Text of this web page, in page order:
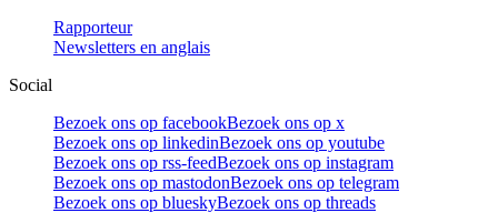
Rapporteur
Newsletters en anglais
Social
Bezoek ons op facebookBezoek ons op x
Bezoek ons op linkedinBezoek ons op youtube
Bezoek ons op rss-feedBezoek ons op instagram
Bezoek ons op mastodonBezoek ons op telegram
Bezoek ons op blueskyBezoek ons op threads